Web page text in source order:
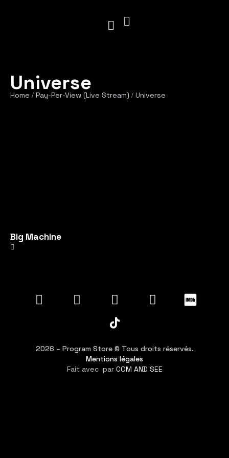
Universe
Home / Pay-Per-View (Live Stream) / Universe
Big Machine
2026 – Program Store © Tous droits réservés.
Mentions légales
Fait avec par COM AND SEE